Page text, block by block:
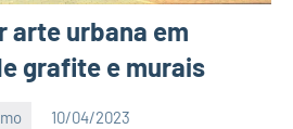
arte urbana em
grafite e murais
10/04/2023